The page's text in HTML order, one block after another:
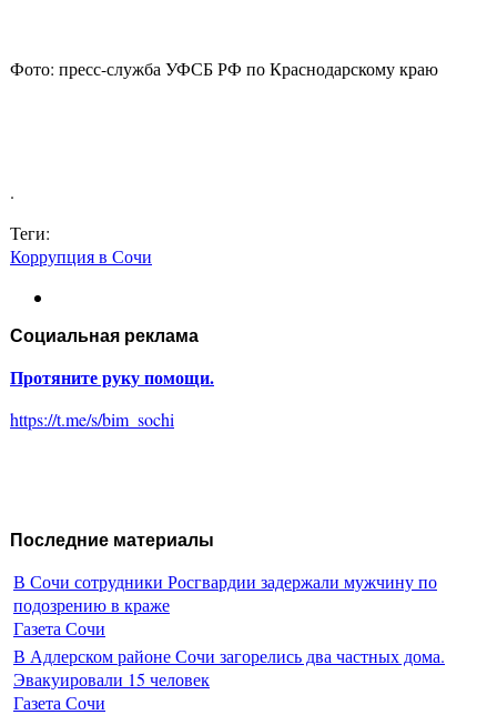
Фото: пресс-служба УФСБ РФ по Краснодарскому краю
.
Теги:
Коррупция в Сочи
Социальная реклама
Протяните руку помощи.
https://t.me/s/bim_sochi
Последние материалы
В Сочи сотрудники Росгвардии задержали мужчину по
подозрению в краже
Газета Сочи
В Адлерском районе Сочи загорелись два частных дома.
Эвакуировали 15 человек
Газета Сочи